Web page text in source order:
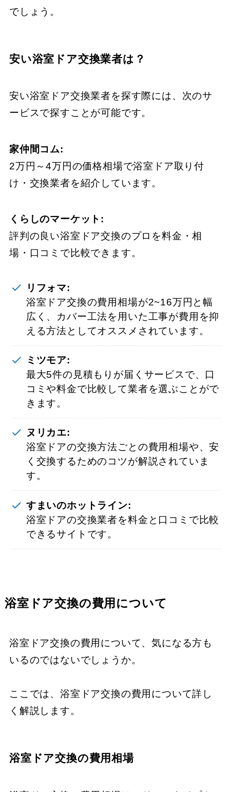
でしょう。
安い浴室ドア交換業者は？
安い浴室ドア交換業者を探す際には、次のサ
ービスで探すことが可能です。
家仲間コム:
2万円～4万円の価格相場で浴室ドア取り付
け・交換業者を紹介しています。
くらしのマーケット:
評判の良い浴室ドア交換のプロを料金・相
場・口コミで比較できます。
リフォマ:
浴室ドア交換の費用相場が2~16万円と幅
広く、カバー工法を用いた工事が費用を抑
える方法としてオススメされています。
ミツモア:
最大5件の見積もりが届くサービスで、口
コミや料金で比較して業者を選ぶことがで
きます。
ヌリカエ:
浴室ドアの交換方法ごとの費用相場や、安
く交換するためのコツが解説されていま
す。
すまいのホットライン:
浴室ドアの交換業者を料金と口コミで比較
できるサイトです。
浴室ドア交換の費用について
浴室ドア交換の費用について、気になる方も
いるのではないでしょうか。
ここでは、浴室ドア交換の費用について詳し
く解説します。
浴室ドア交換の費用相場